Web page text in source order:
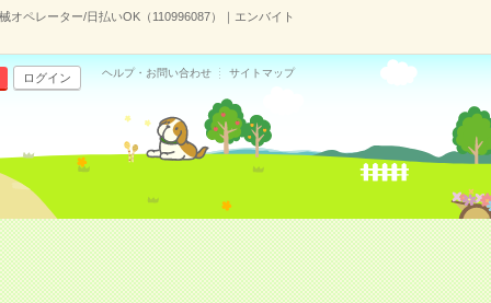
オペレーター/日払いOK（110996087）｜エンバイト
ログイン ヘルプ・お問い合わせ サイトマップ